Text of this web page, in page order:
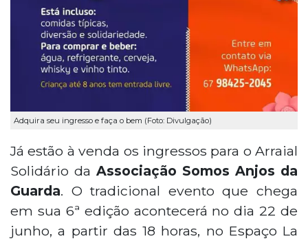
Adquira seu ingresso e faça o bem (Foto: Divulgação)
Já estão à venda os ingressos para o Arraial
Solidário da Associação Somos Anjos da
Guarda. O tradicional evento que chega
em sua 6ª edição acontecerá no dia 22 de
junho, a partir das 18 horas, no Espaço La